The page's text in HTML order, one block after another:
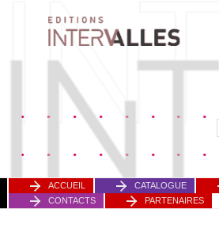
ACCUEIL CATALOGUE
CONTACTS
PARTENAIRES